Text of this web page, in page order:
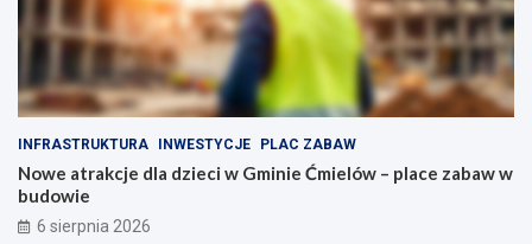
r
a
c
j
d
l
a
r
m
n
p
ę
z
i
e
INFRASTRUKTURA INWESTYCJE PLAC ZABAW
Nowe atrakcje dla dzieci w Gminie Ćmielów – place zabaw w
budowie
6 sierpnia 2026